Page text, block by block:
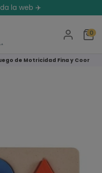
la web ✈️
0
de Motricidad Fina y